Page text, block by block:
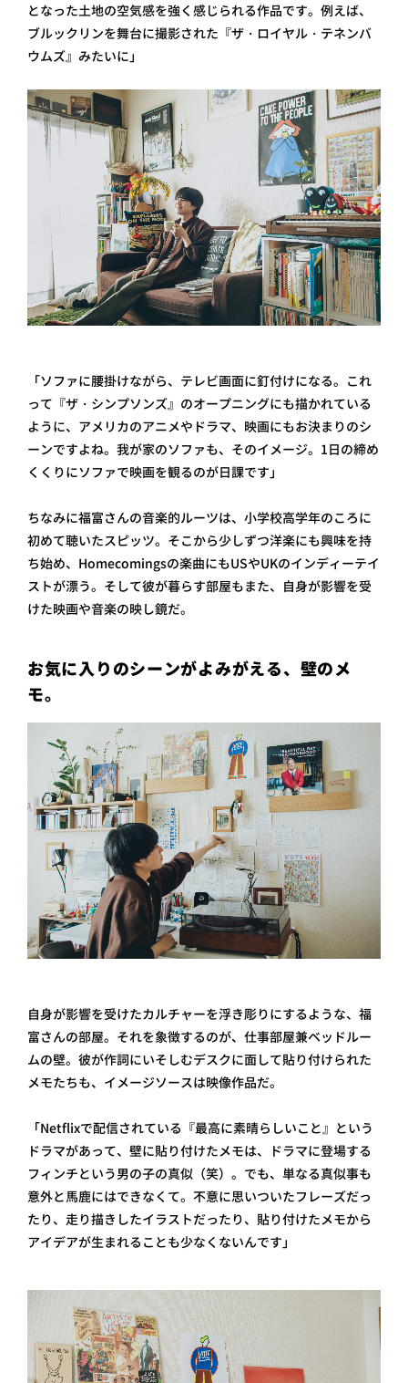
となった土地の空気感を強く感じられる作品です。例えば、
ブルックリンを舞台に撮影された『ザ・ロイヤル・テネンバ
ウムズ』みたいに」
「ソファに腰掛けながら、テレビ画面に釘付けになる。これ
って『ザ・シンプソンズ』のオープニングにも描かれている
ように、アメリカのアニメやドラマ、映画にもお決まりのシ
ーンですよね。我が家のソファも、そのイメージ。1日の締め
くくりにソファで映画を観るのが日課です」
ちなみに福富さんの音楽的ルーツは、小学校高学年のころに
初めて聴いたスピッツ。そこから少しずつ洋楽にも興味を持
ち始め、Homecomingsの楽曲にもUSやUKのインディーテイ
ストが漂う。そして彼が暮らす部屋もまた、自身が影響を受
けた映画や音楽の映し鏡だ。
お気に入りのシーンがよみがえる、壁のメ
モ。
自身が影響を受けたカルチャーを浮き彫りにするような、福
富さんの部屋。それを象徴するのが、仕事部屋兼ベッドルー
ムの壁。彼が作詞にいそしむデスクに面して貼り付けられた
メモたちも、イメージソースは映像作品だ。
「Netflixで配信されている『最高に素晴らしいこと』という
ドラマがあって、壁に貼り付けたメモは、ドラマに登場する
フィンチという男の子の真似（笑）。でも、単なる真似事も
意外と馬鹿にはできなくて。不意に思いついたフレーズだっ
たり、走り描きしたイラストだったり、貼り付けたメモから
アイデアが生まれることも少なくないんです」